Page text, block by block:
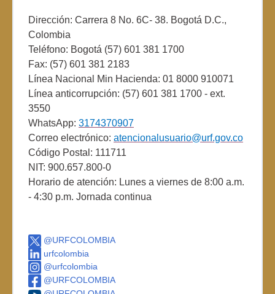
Dirección: Carrera 8 No. 6C- 38. Bogotá D.C.,
Colombia
Teléfono: Bogotá (57) 601 381 1700
Fax: (57) 601 381 2183
Línea Nacional Min Hacienda: 01 8000 910071
Línea anticorrupción: (57) 601 381 1700 - ext.
3550
WhatsApp: 3174370907
Correo electrónico: atencionalusuario@urf.gov.co
Código Postal: 111711
NIT: 900.657.800-0
Horario de atención: Lunes a viernes de 8:00 a.m.
- 4:30 p.m. Jornada continua
@URFCOLOMBIA
urfcolombia
@urfcolombia
@URFCOLOMBIA